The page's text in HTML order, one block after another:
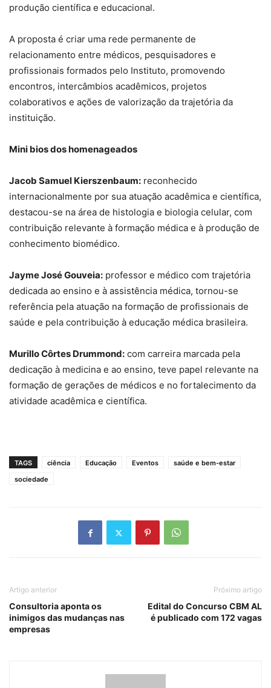
produção científica e educacional.
A proposta é criar uma rede permanente de
relacionamento entre médicos, pesquisadores e
profissionais formados pelo Instituto, promovendo
encontros, intercâmbios acadêmicos, projetos
colaborativos e ações de valorização da trajetória da
instituição.
Mini bios dos homenageados
Jacob Samuel Kierszenbaum: reconhecido
internacionalmente por sua atuação acadêmica e científica,
destacou-se na área de histologia e biologia celular, com
contribuição relevante à formação médica e à produção de
conhecimento biomédico.
Jayme José Gouveia: professor e médico com trajetória
dedicada ao ensino e à assistência médica, tornou-se
referência pela atuação na formação de profissionais de
saúde e pela contribuição à educação médica brasileira.
Murillo Côrtes Drummond: com carreira marcada pela
dedicação à medicina e ao ensino, teve papel relevante na
formação de gerações de médicos e no fortalecimento da
atividade acadêmica e científica.
TAGS ciência Educação Eventos
saúde e bem-estar
sociedade
Artigo anterior
Consultoria aponta os
inimigos das mudanças nas
empresas
Próximo artigo
Edital do Concurso CBM AL
é publicado com 172 vagas